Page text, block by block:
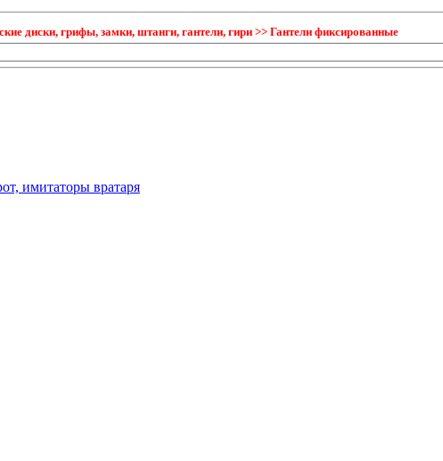
диски, грифы, замки, штанги, гантели, гири >> Гантели фиксированные
имитаторы вратаря